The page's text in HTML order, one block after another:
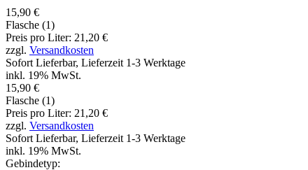
15,90 €
Flasche (1)
Preis pro Liter: 21,20 €
zzgl. Versandkosten
Sofort Lieferbar, Lieferzeit 1-3 Werktage
inkl. 19% MwSt.
15,90 €
Flasche (1)
Preis pro Liter: 21,20 €
zzgl. Versandkosten
Sofort Lieferbar, Lieferzeit 1-3 Werktage
inkl. 19% MwSt.
Gebindetyp: